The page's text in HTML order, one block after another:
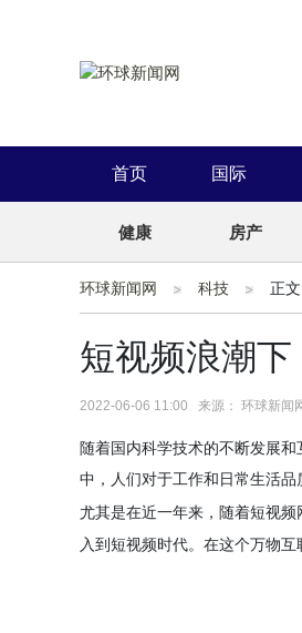
首页 国际
健康 房产
环球新闻网 科技 正文
短视频浪潮
2022-06-06 11:00 来源： 环球新闻
随着国内科学技术的不断发展
中，人们对于工作和 日常生活品
尤其是在近一年来，随着短视
入到短视频时代。在这个万物